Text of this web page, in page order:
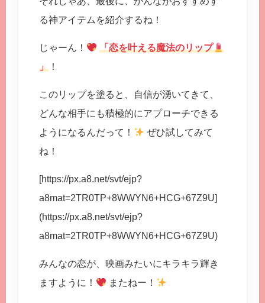
る神アイテムを紹介するね！
じゃーん！
「恋を叶える魔法のリップ
」 ！
このリップを塗ると、自信が湧いてきて、
どんな相手にも積極的にアプローチできる
ようになるんだって！
ぜひ試してみて
ね！
[https://px.a8.net/svt/ejp?
a8mat=2TR0TP+8WWYN6+HCG+67Z9U]
(https://px.a8.net/svt/ejp?
a8mat=2TR0TP+8WWYN6+HCG+67Z9U)
みんなの恋が、映画みたいにキラキラ輝き
ますように！
またねー！